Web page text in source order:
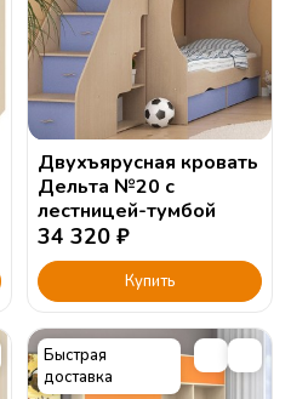
Двухъярусная кровать
Дельта №20 с
лестницей-тумбой
34 320 ₽
Купить
Быстрая
доставка